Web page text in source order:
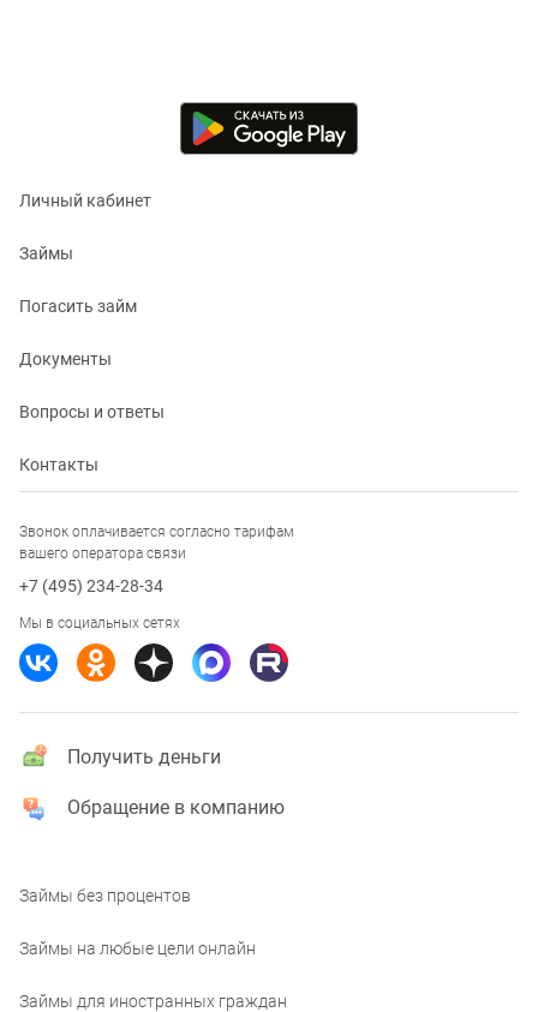
Личный кабинет
Займы
Погасить займ
Документы
Вопросы и ответы
Контакты
Займы без процентов
Займы на любые цели онлайн
Займы для иностранных граждан
Звонок оплачивается согласно тарифам
вашего оператора связи
+7 (495) 234-28-34
Мы в социальных сетях
Получить деньги
Обращение в компанию